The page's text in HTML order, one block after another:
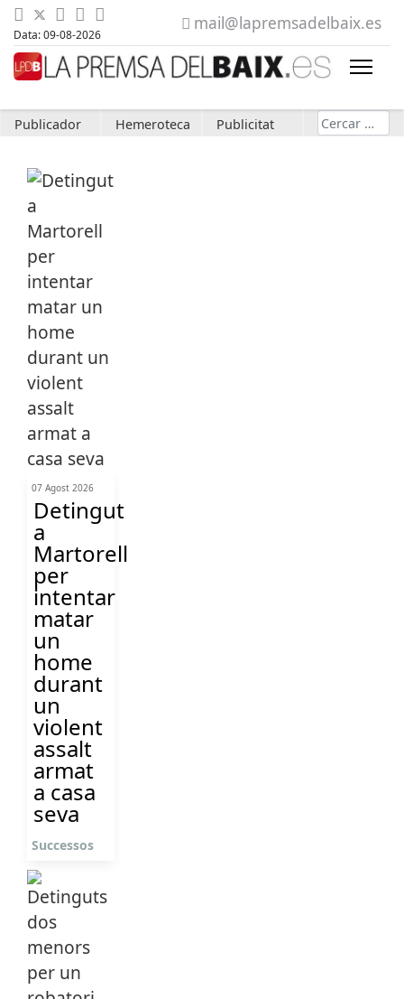
Data: 09-08-2026
mail@lapremsadelbaix.es
Publicador Hemeroteca Publicitat Cerca
07 Agost 2026
Detingut
a
Martorell
per
intentar
matar
un
home
durant
un
violent
assalt
armat
a casa
seva
Successos